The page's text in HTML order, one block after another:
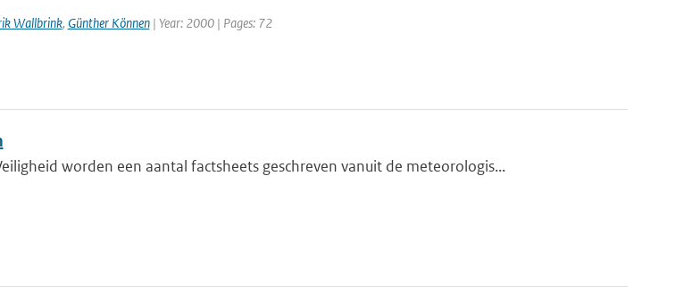
Wallbrink, Günther Können| Year: 2000 | Pages: 72
worden een aantal factsheets geschreven vanuit de meteorologis...